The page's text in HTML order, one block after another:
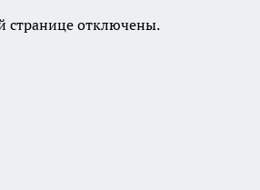
странице отключены.